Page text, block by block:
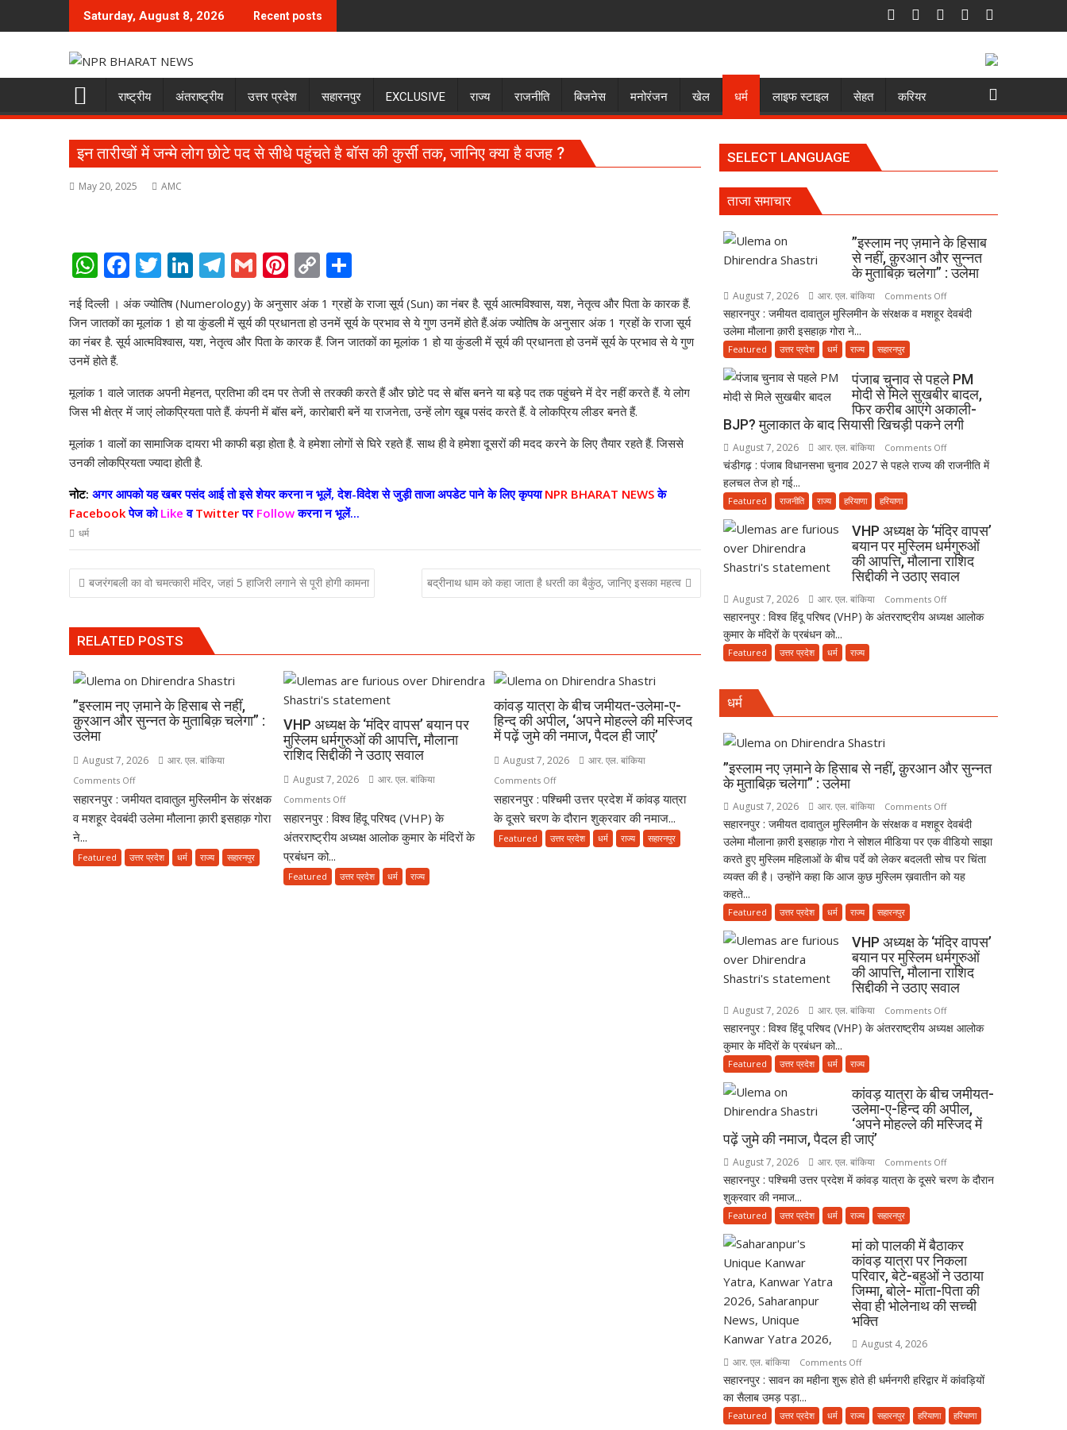
to
Saturday, August 8, 2026 Recent posts
राष्ट्रीय अंतराष्ट्रीय उत्तर प्रदेश सहारनपुर EXCLUSIVE राज्य राजनीति बिजनेस मनोरंजन खेल धर्म लाइफ स्टाइल सेहत करियर
इन तारीखों में जन्‍मे लोग छोटे पद से सीधे पहुंचते है बॉस की कुर्सी तक, जानिए क्‍या है वजह ?
May 20, 2025 AMC
W
h
at
s
A
p
p
F
ac
e
b
o
k
T
w
itt
er
Li
k
e
n
T
el
e
gr
m
G
m
ai
l
Pi
nt
er
e
C
p
y
n
k
h
ar
e
नई दिल्‍ली । अंक ज्‍योतिष (Numerology) के अनुसार अंक 1 ग्रहों के राजा सूर्य (Sun) का नंबर है. सूर्य आत्‍मविश्‍वास, यश, नेतृत्‍व और पिता के कारक हैं.
जिन जातकों का मूलांक 1 हो या कुंडली में सूर्य की प्रधानता हो उनमें सूर्य के प्रभाव से ये गुण उनमें होते हैं.अंक ज्‍योतिष के अनुसार अंक 1 ग्रहों के राजा सूर्य
का नंबर है. सूर्य आत्‍मविश्‍वास, यश, नेतृत्‍व और पिता के कारक हैं. जिन जातकों का मूलांक 1 हो या कुंडली में सूर्य की प्रधानता हो उनमें सूर्य के प्रभाव से ये गुण
उनमें होते हैं.
मूलांक 1 वाले जातक अपनी मेहनत, प्रतिभा की दम पर तेजी से तरक्‍की करते हैं और छोटे पद से बॉस बनने या बड़े पद तक पहुंचने में देर नहीं करते हैं. ये लोग
जिस भी क्षेत्र में जाएं लोकप्रियता पाते हैं. कंपनी में बॉस बनें, कारोबारी बनें या राजनेता, उन्‍हें लोग खूब पसंद करते हैं. वे लोकप्रिय लीडर बनते हैं.
मूलांक 1 वालों का सामाजिक दायरा भी काफी बड़ा होता है. वे हमेशा लोगों से घिरे रहते हैं. साथ ही वे हमेशा दूसरों की मदद करने के लिए तैयार रहते हैं. जिससे
उनकी लोकप्रियता ज्‍यादा होती है.
नोट: अगर आपको यह खबर पसंद आई तो इसे शेयर करना न भूलें, देश-विदेश से जुड़ी ताजा अपडेट पाने के लिए कृपयाNPR BHARAT NEWSके
Facebookपेज कोLike वTwitterपर Followकरना न भूलें...
धर्म
Post
navigation
बजरंगबली का वो चमत्कारी मंदिर, जहां 5 हाजिरी लगाने से पूरी होगी कामना बद्रीनाथ धाम को कहा जाता है धरती का बैकुंठ, जानिए इसका महत्व
RELATED POSTS
”इस्लाम नए ज़माने के हिसाब से नहीं,
क़ुरआन और सुन्नत के मुताबिक़ चलेगा” :
उलेमा
August 7, 2026 आर. एल. बांकिया
Comments Offon
”इस्लाम
नए
के
हिसाब
सहारनपुर : जमीयत दावातुल मुस्लिमीन के संरक्षक
व मशहूर देवबंदी उलेमा मौलाना क़ारी इसहाक़ गोरा
ने...
Featured उत्तर प्रदेश धर्म राज्य सहारनपुर
VHP अध्यक्ष के ‘मंदिर वापस’ बयान पर
मुस्लिम धर्मगुरुओं की आपत्ति, मौलाना
राशिद सिद्दीकी ने उठाए सवाल
August 7, 2026 आर. एल. बांकिया
Comments Offon
VHP
अध्यक्ष
‘मंदिर
वापस’
सहारनपुर : विश्व हिंदू परिषद (VHP) के
अंतरराष्ट्रीय अध्यक्ष आलोक कुमार के मंदिरों के
प्रबंधन को...
Featured उत्तर प्रदेश धर्म राज्य
कांवड़ यात्रा के बीच जमीयत-उलेमा-ए-
हिन्द की अपील, ‘अपने मोहल्ले की मस्जिद
में पढ़ें जुमे की नमाज, पैदल ही जाएं’
August 7, 2026 आर. एल. बांकिया
Comments Offon
कांवड़
यात्रा
के
बीच
सहारनपुर : पश्चिमी उत्तर प्रदेश में कांवड़ यात्रा
के दूसरे चरण के दौरान शुक्रवार की नमाज...
Featured उत्तर प्रदेश धर्म राज्य सहारनपुर
SELECT LANGUAGE
ताजा समाचार
”इस्लाम नए ज़माने के हिसाब
से नहीं, क़ुरआन और सुन्नत
के मुताबिक़ चलेगा” : उलेमा
August 7, 2026 आर. एल. बांकिया Comments Offon
”इस्लाम
हिसाब
से
नहीं,
सुन्नत
चलेगा”
:
उलेमा
सहारनपुर : जमीयत दावातुल मुस्लिमीन के संरक्षक व मशहूर देवबंदी
उलेमा मौलाना क़ारी इसहाक़ गोरा ने...
Featured उत्तर प्रदेश धर्म राज्य सहारनपुर
पंजाब चुनाव से पहले PM
मोदी से मिले सुखबीर बादल,
फिर करीब आएंगे अकाली-
BJP? मुलाकात के बाद सियासी खिचड़ी पकने लगी
August 7, 2026 आर. एल. बांकिया Comments Offon
पंजाब
PM
मोदी
से
बादल,
बाद
सियासी
लगी
चंडीगढ़ : पंजाब विधानसभा चुनाव 2027 से पहले राज्य की राजनीति में
हलचल तेज हो गई...
Featured राजनीति राज्य हरियाणा हरियाणा
VHP अध्यक्ष के ‘मंदिर वापस’
बयान पर मुस्लिम धर्मगुरुओं
की आपत्ति, मौलाना राशिद
सिद्दीकी ने उठाए सवाल
August 7, 2026 आर. एल. बांकिया Comments Offon
VHP
पर
की
मौलाना
राशिद
सिद्दीकी
ने
उठाए
सहारनपुर : विश्व हिंदू परिषद (VHP) के अंतरराष्ट्रीय अध्यक्ष आलोक
कुमार के मंदिरों के प्रबंधन को...
Featured उत्तर प्रदेश धर्म राज्य
धर्म
”इस्लाम नए ज़माने के हिसाब से नहीं, क़ुरआन और सुन्नत
के मुताबिक़ चलेगा” : उलेमा
August 7, 2026 आर. एल. बांकिया Comments Offon
”इस्लाम
नए
ज़माने
के
क़ुरआन
और
सुन्नत
चलेगा”
सहारनपुर : जमीयत दावातुल मुस्लिमीन के संरक्षक व मशहूर देवबंदी
उलेमा मौलाना क़ारी इसहाक़ गोरा ने सोशल मीडिया पर एक वीडियो साझा
करते हुए मुस्लिम महिलाओं के बीच पर्दे को लेकर बदलती सोच पर चिंता
व्यक्त की है। उन्होंने कहा कि आज कुछ मुस्लिम ख़वातीन को यह
कहते...
Featured उत्तर प्रदेश धर्म राज्य सहारनपुर
VHP अध्यक्ष के ‘मंदिर वापस’
बयान पर मुस्लिम धर्मगुरुओं
की आपत्ति, मौलाना राशिद
सिद्दीकी ने उठाए सवाल
August 7, 2026 आर. एल. बांकिया Comments Offon
VHP
वापस’
बयान
पर
की
सिद्दीकी
ने
उठाए
सवाल
सहारनपुर : विश्व हिंदू परिषद (VHP) के अंतरराष्ट्रीय अध्यक्ष आलोक
कुमार के मंदिरों के प्रबंधन को...
Featured उत्तर प्रदेश धर्म राज्य
कांवड़ यात्रा के बीच जमीयत-
उलेमा-ए-हिन्द की अपील,
‘अपने मोहल्ले की मस्जिद में
पढ़ें जुमे की नमाज, पैदल ही जाएं’
August 7, 2026 आर. एल. बांकिया Comments Offon
कांवड़
जमीयत-
उलेमा-
ए-
हिन्द
की
मस्जिद
में
सहारनपुर : पश्चिमी उत्तर प्रदेश में कांवड़ यात्रा के दूसरे चरण के दौरान
शुक्रवार की नमाज...
Featured उत्तर प्रदेश धर्म राज्य सहारनपुर
मां को पालकी में बैठाकर
कांवड़ यात्रा पर निकला
परिवार, बेटे-बहुओं ने उठाया
जिम्मा, बोले- माता-पिता की
सेवा ही भोलेनाथ की सच्ची
भक्ति
August 4, 2026
आर. एल. बांकिया
Comments Offon
मां
पालकी
सहारनपुर : सावन का महीना शुरू होते ही धर्मनगरी हरिद्वार में कांवड़ियों
का सैलाब उमड़ पड़ा...
Featured उत्तर प्रदेश धर्म राज्य सहारनपुर हरियाणा हरियाणा